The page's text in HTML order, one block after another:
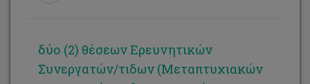
δύο (2) θέσεων Ερευνητικών
Συνεργατών/τιδων (Μεταπτυχιακών